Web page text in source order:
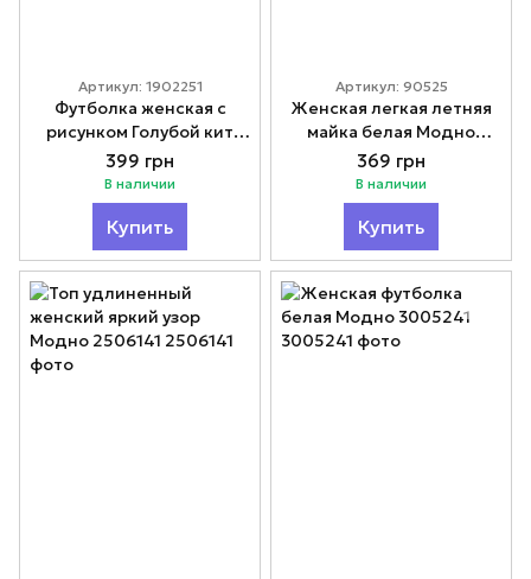
Артикул: 1902251
Футболка женская с
рисунком Голубой кит
1902251
399 грн
В наличии
Купить
Артикул: 90525
Женская легкая летняя
майка белая Модно
90525
369 грн
В наличии
Купить